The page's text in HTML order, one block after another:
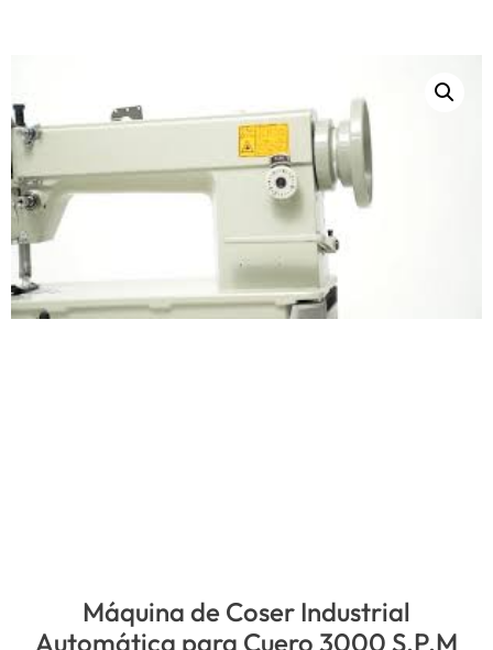
Máquina de Coser Industrial
Automática para Cuero 3000 S.P.M